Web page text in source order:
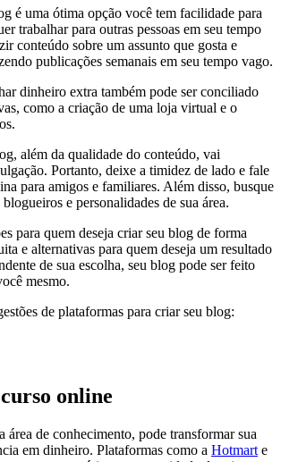
é uma ótima opção você tem facilidade para
trabalhar para outras pessoas em seu tempo
conteúdo sobre um assunto que gosta e
publicações semanais em seu tempo vago.
dinheiro extra também pode ser conciliado
como a criação de uma loja virtual e o
além da qualidade do conteúdo, vai
Portanto, deixe a timidez de lado e fale
para amigos e familiares. Além disso, busque
e personalidades de sua área.
para quem deseja criar seu blog de forma
e alternativas para quem deseja um resultado
de sua escolha, seu blog pode ser feito
mesmo.
de plataformas para criar seu blog:
online
área de conhecimento, pode transformar sua
em dinheiro. Plataformas como a Hotmart e